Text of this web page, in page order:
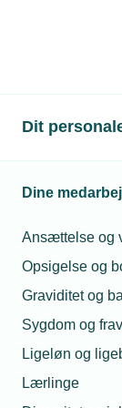
Dit
Dine
Ansættelse og
Opsigelse og
Graviditet og
Sygdom og
Ligeløn og
Lærlinge
For at
være fyldt
En
mulighed for